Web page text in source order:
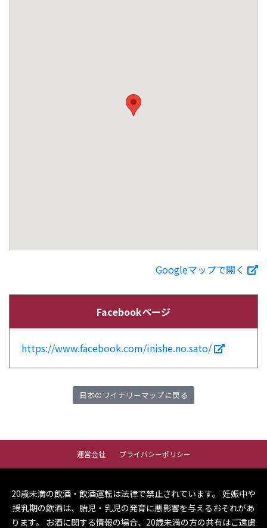
Googleマップで開く
Facebookページ
https://www.facebook.com/inishe.no.sato/
日本のワイナリーマップに戻る
運営会社 プライバシーポリシー
20歳未満の飲酒・飲酒運転は法律で禁止されています。 妊娠中や
授乳期の飲酒は、胎児・乳児の発育に悪影響を与えるおそれがあ
ります。
お酒に関する情報の場合、20歳未満の方の共有はご遠慮